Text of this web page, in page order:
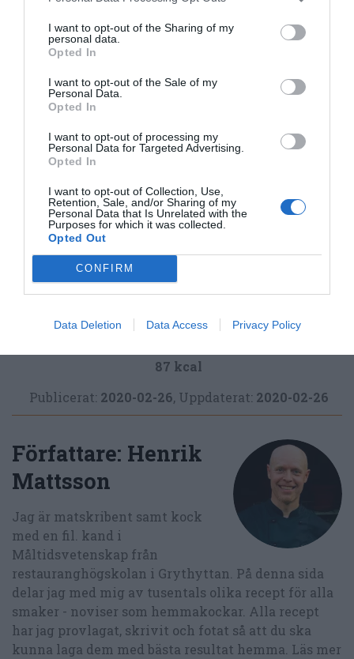
I want to opt-out of the Sharing of my
personal data.
Opted In
I want to opt-out of the Sale of my
Personal Data.
Opted In
I want to opt-out of processing my
Personal Data for Targeted Advertising.
Opted In
I want to opt-out of Collection, Use,
Retention, Sale, and/or Sharing of my
Personal Data that Is Unrelated with the
Purposes for which it was collected.
Opted Out
CONFIRM
Data Deletion Data Access Privacy Policy
Sidorätter och tillbehör Morötter
Senap
Rödlök
Vitlök Lime Vardag
Julmat
Svensk mat Glutenfritt
Vegan
Stekt mat
E-mail Skriv ut
87 kcal
Publicerat: 2020-02-26, Uppdaterat: 2020-02-26
Författare: Henrik
Mattsson
Jag är matskribent samt kock
med en fil. kand i
Måltidsvetenskap från
restauranghögskolan i Grythyttan. På denna sida
delar jag med mig av tusentals olika recept för alla
smaker - noviser som hemmakockar. Alla recept
har jag provlagat, skrivit och fotat så att du ska
kunna laga dem med bästa resultat hemma. Läs mer